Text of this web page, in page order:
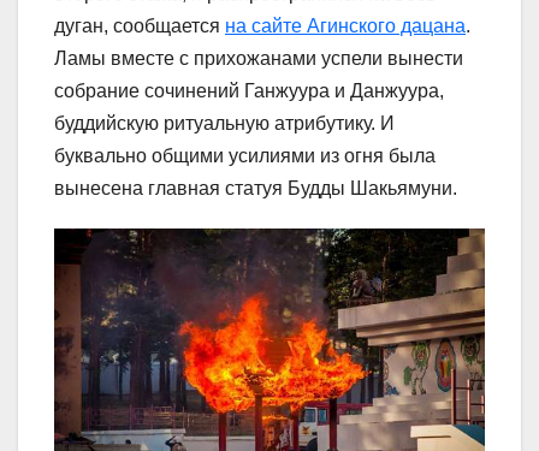
дуган, сообщается на сайте Агинского дацана.
Ламы вместе с прихожанами успели вынести
собрание сочинений Ганжуура и Данжуура,
буддийскую ритуальную атрибутику. И
буквально общими усилиями из огня была
вынесена главная статуя Будды Шакьямуни.